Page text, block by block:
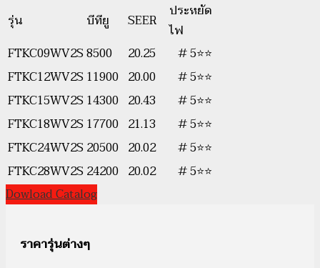
รุ่น บีทียู SEER
ประหยัด
ไฟ
FTKC09WV2S8500 20.25
# 5⭐⭐
FTKC12WV2S 11900 20.00
# 5⭐⭐
FTKC15WV2S 14300 20.43
# 5⭐⭐
FTKC18WV2S 17700 21.13
# 5⭐⭐
FTKC24WV2S 20500 20.02
# 5⭐⭐
FTKC28WV2S 24200 20.02
# 5⭐⭐
Dowload Catalog
ราคารุ่นต่างๆ